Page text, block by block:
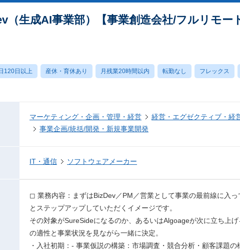
（生成AI事業部）【事業創造会社/フルリモー
120日以上 産休・育休あり 月残業20時間以内 転勤なし フレックス
マーケティング・企画・管理・経営
経営・エグゼクティブ・経
事業企画/統括/開発・新規事業開発
IT・通信 ソフトウェアメーカー
◻︎ 業務内容：まずはBizDev／PM／営業として事業の最前線に入
とステップアップしていただくイメージです。
その対象がSureSideになるのか、あるいはAlgoageが次に立ち上
の適性と事業状況を見ながら一緒に決定。
・入社初期：- 事業仮説の構築：市場調査・競合分析・顧客課題